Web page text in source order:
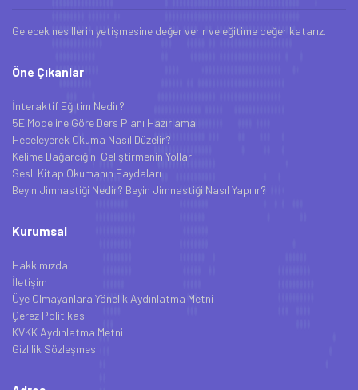
Gelecek nesillerin yetişmesine değer verir ve eğitime değer katarız.
Öne Çıkanlar
İnteraktif Eğitim Nedir?
5E Modeline Göre Ders Planı Hazırlama
Heceleyerek Okuma Nasıl Düzelir?
Kelime Dağarcığını Geliştirmenin Yolları
Sesli Kitap Okumanın Faydaları
Beyin Jimnastiği Nedir? Beyin Jimnastiği Nasıl Yapılır?
Kurumsal
Hakkımızda
İletişim
Üye Olmayanlara Yönelik Aydınlatma Metni
Çerez Politikası
KVKK Aydınlatma Metni
Gizlilik Sözleşmesi